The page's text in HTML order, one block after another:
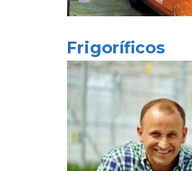
Frigoríficos